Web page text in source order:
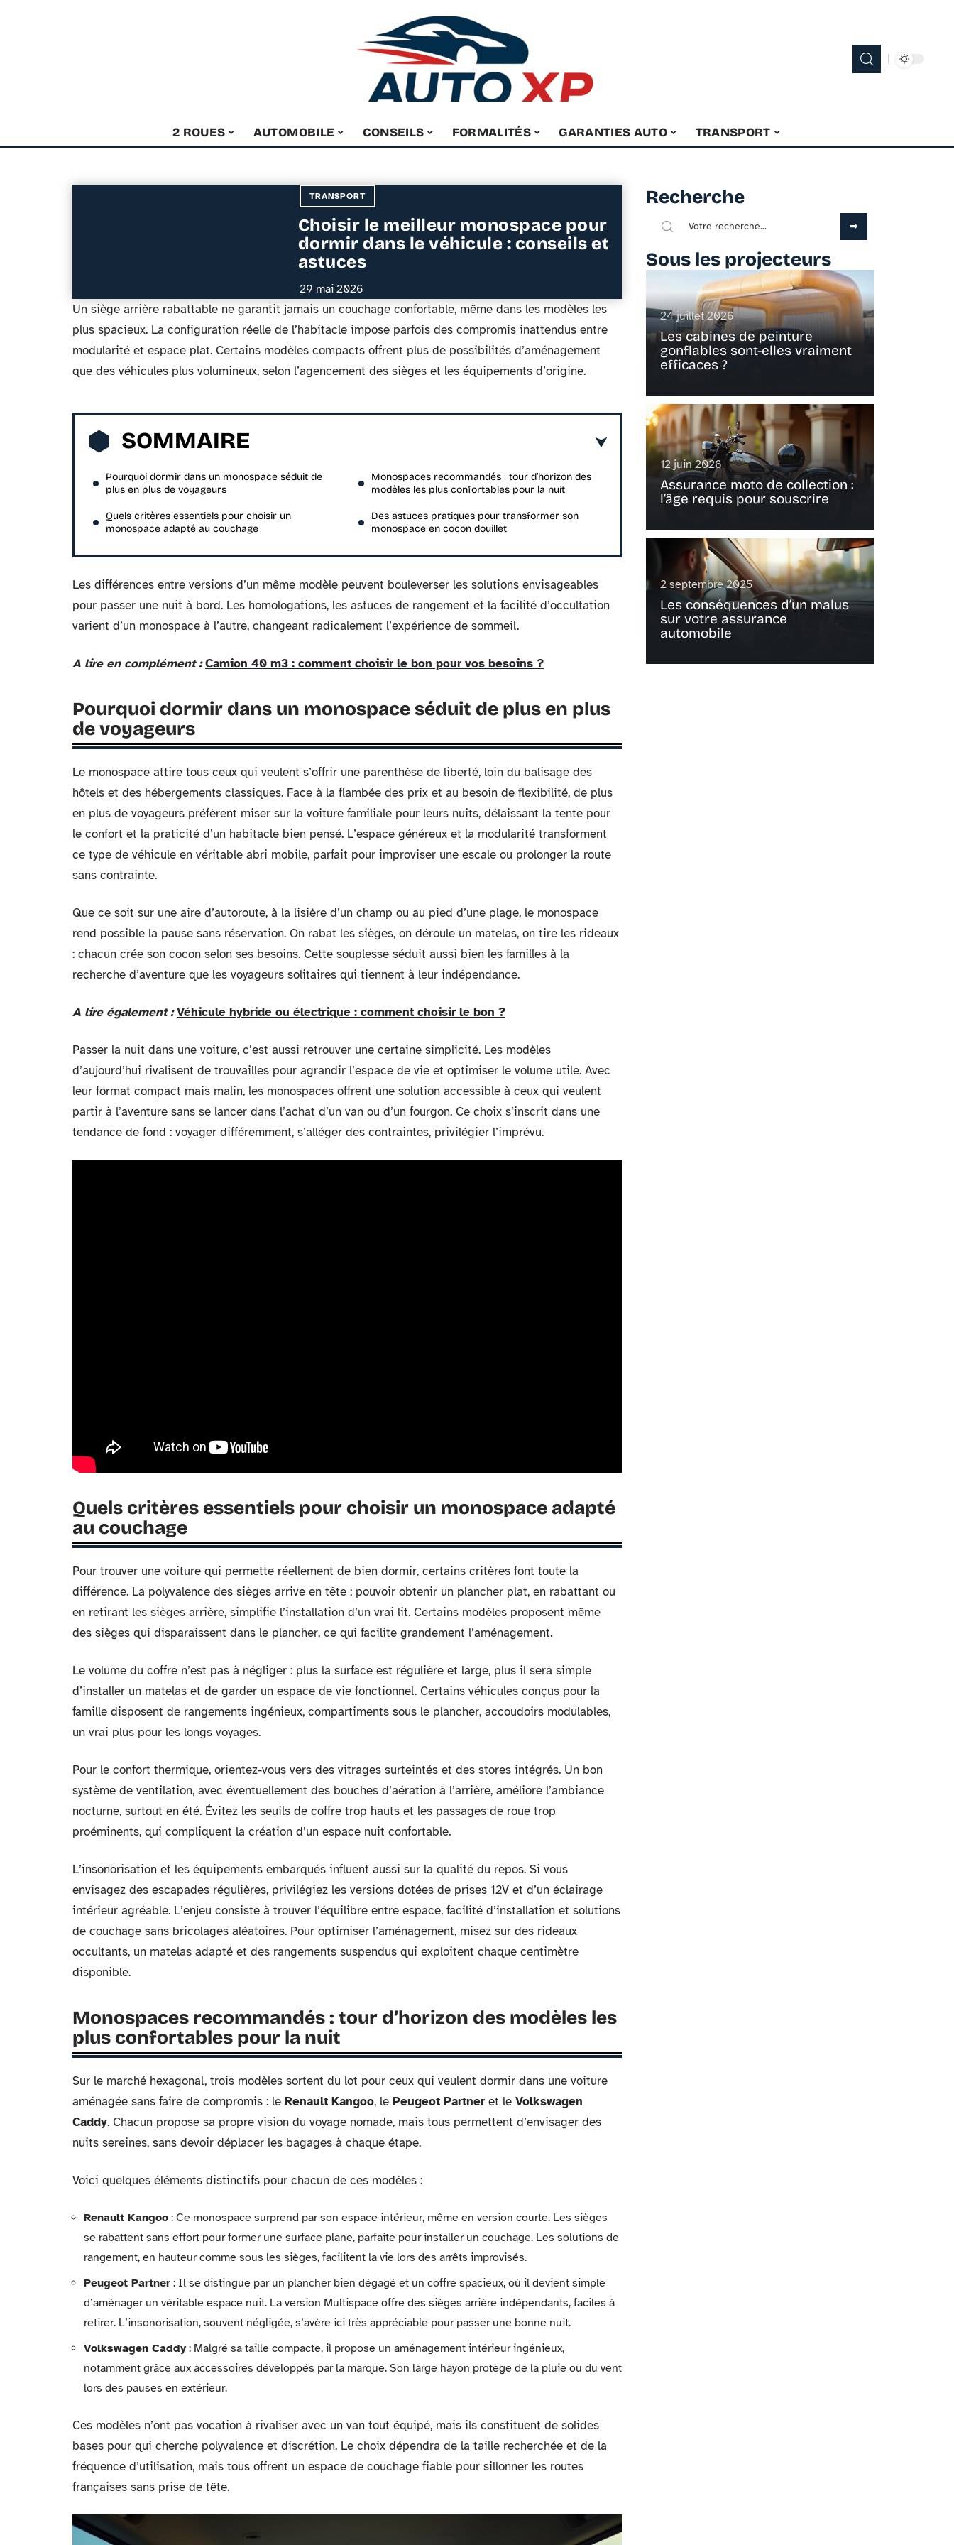
2 ROUES AUTOMOBILE CONSEILS FORMALITÉS GARANTIES AUTO TRANSPORT
TRANSPORT
Choisir le meilleur monospace pour
dormir dans le véhicule : conseils et
astuces
29 mai 2026
Un siège arrière rabattable ne garantit jamais un couchage confortable, même dans les modèles les
plus spacieux. La configuration réelle de l’habitacle impose parfois des compromis inattendus entre
modularité et espace plat. Certains modèles compacts offrent plus de possibilités d’aménagement
que des véhicules plus volumineux, selon l’agencement des sièges et les équipements d’origine.
SOMMAIRE
Pourquoi dormir dans un monospace séduit de
plus en plus de voyageurs
Quels critères essentiels pour choisir un
monospace adapté au couchage
Monospaces recommandés : tour d’horizon des
modèles les plus confortables pour la nuit
Des astuces pratiques pour transformer son
monospace en cocon douillet
Les différences entre versions d’un même modèle peuvent bouleverser les solutions envisageables
pour passer une nuit à bord. Les homologations, les astuces de rangement et la facilité d’occultation
varient d’un monospace à l’autre, changeant radicalement l’expérience de sommeil.
A lire en complément : Camion 40 m3 : comment choisir le bon pour vos besoins ?
Pourquoi dormir dans un monospace séduit de plus en plus
de voyageurs
Le monospace attire tous ceux qui veulent s’offrir une parenthèse de liberté, loin du balisage des
hôtels et des hébergements classiques. Face à la flambée des prix et au besoin de flexibilité, de plus
en plus de voyageurs préfèrent miser sur la voiture familiale pour leurs nuits, délaissant la tente pour
le confort et la praticité d’un habitacle bien pensé. L’espace généreux et la modularité transforment
ce type de véhicule en véritable abri mobile, parfait pour improviser une escale ou prolonger la route
sans contrainte.
Que ce soit sur une aire d’autoroute, à la lisière d’un champ ou au pied d’une plage, le monospace
rend possible la pause sans réservation. On rabat les sièges, on déroule un matelas, on tire les rideaux
: chacun crée son cocon selon ses besoins. Cette souplesse séduit aussi bien les familles à la
recherche d’aventure que les voyageurs solitaires qui tiennent à leur indépendance.
A lire également : Véhicule hybride ou électrique : comment choisir le bon ?
Passer la nuit dans une voiture, c’est aussi retrouver une certaine simplicité. Les modèles
d’aujourd’hui rivalisent de trouvailles pour agrandir l’espace de vie et optimiser le volume utile. Avec
leur format compact mais malin, les monospaces offrent une solution accessible à ceux qui veulent
partir à l’aventure sans se lancer dans l’achat d’un van ou d’un fourgon. Ce choix s’inscrit dans une
tendance de fond : voyager différemment, s’alléger des contraintes, privilégier l’imprévu.
Quels critères essentiels pour choisir un monospace adapté
au couchage
Pour trouver une voiture qui permette réellement de bien dormir, certains critères font toute la
différence. La polyvalence des sièges arrive en tête : pouvoir obtenir un plancher plat, en rabattant ou
en retirant les sièges arrière, simplifie l’installation d’un vrai lit. Certains modèles proposent même
des sièges qui disparaissent dans le plancher, ce qui facilite grandement l’aménagement.
Le volume du coffre n’est pas à négliger : plus la surface est régulière et large, plus il sera simple
d’installer un matelas et de garder un espace de vie fonctionnel. Certains véhicules conçus pour la
famille disposent de rangements ingénieux, compartiments sous le plancher, accoudoirs modulables,
un vrai plus pour les longs voyages.
Pour le confort thermique, orientez-vous vers des vitrages surteintés et des stores intégrés. Un bon
système de ventilation, avec éventuellement des bouches d’aération à l’arrière, améliore l’ambiance
nocturne, surtout en été. Évitez les seuils de coffre trop hauts et les passages de roue trop
proéminents, qui compliquent la création d’un espace nuit confortable.
L’insonorisation et les équipements embarqués influent aussi sur la qualité du repos. Si vous
envisagez des escapades régulières, privilégiez les versions dotées de prises 12V et d’un éclairage
intérieur agréable. L’enjeu consiste à trouver l’équilibre entre espace, facilité d’installation et solutions
de couchage sans bricolages aléatoires. Pour optimiser l’aménagement, misez sur des rideaux
occultants, un matelas adapté et des rangements suspendus qui exploitent chaque centimètre
disponible.
Monospaces recommandés : tour d’horizon des modèles les
plus confortables pour la nuit
Sur le marché hexagonal, trois modèles sortent du lot pour ceux qui veulent dormir dans une voiture
aménagée sans faire de compromis : le Renault Kangoo, le Peugeot Partner et le Volkswagen
Caddy. Chacun propose sa propre vision du voyage nomade, mais tous permettent d’envisager des
nuits sereines, sans devoir déplacer les bagages à chaque étape.
Voici quelques éléments distinctifs pour chacun de ces modèles :
Renault Kangoo : Ce monospace surprend par son espace intérieur, même en version courte. Les sièges
se rabattent sans effort pour former une surface plane, parfaite pour installer un couchage. Les solutions de
rangement, en hauteur comme sous les sièges, facilitent la vie lors des arrêts improvisés.
Peugeot Partner : Il se distingue par un plancher bien dégagé et un coffre spacieux, où il devient simple
d’aménager un véritable espace nuit. La version Multispace offre des sièges arrière indépendants, faciles à
retirer. L’insonorisation, souvent négligée, s’avère ici très appréciable pour passer une bonne nuit.
Volkswagen Caddy : Malgré sa taille compacte, il propose un aménagement intérieur ingénieux,
notamment grâce aux accessoires développés par la marque. Son large hayon protège de la pluie ou du vent
lors des pauses en extérieur.
Ces modèles n’ont pas vocation à rivaliser avec un van tout équipé, mais ils constituent de solides
bases pour qui cherche polyvalence et discrétion. Le choix dépendra de la taille recherchée et de la
fréquence d’utilisation, mais tous offrent un espace de couchage fiable pour sillonner les routes
françaises sans prise de tête.
Recherche
Sous les projecteurs
24 juillet 2026
Les cabines de peinture
gonflables sont-elles vraiment
efficaces ?
12 juin 2026
Assurance moto de collection :
l’âge requis pour souscrire
2 septembre 2025
Les conséquences d’un malus
sur votre assurance
automobile